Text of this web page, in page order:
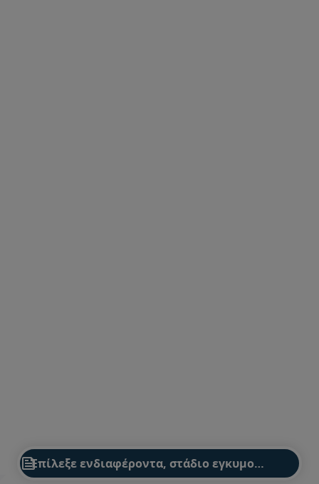
 Βρες το κατάλληλο προϊόν για σένα ή το παιδί σου